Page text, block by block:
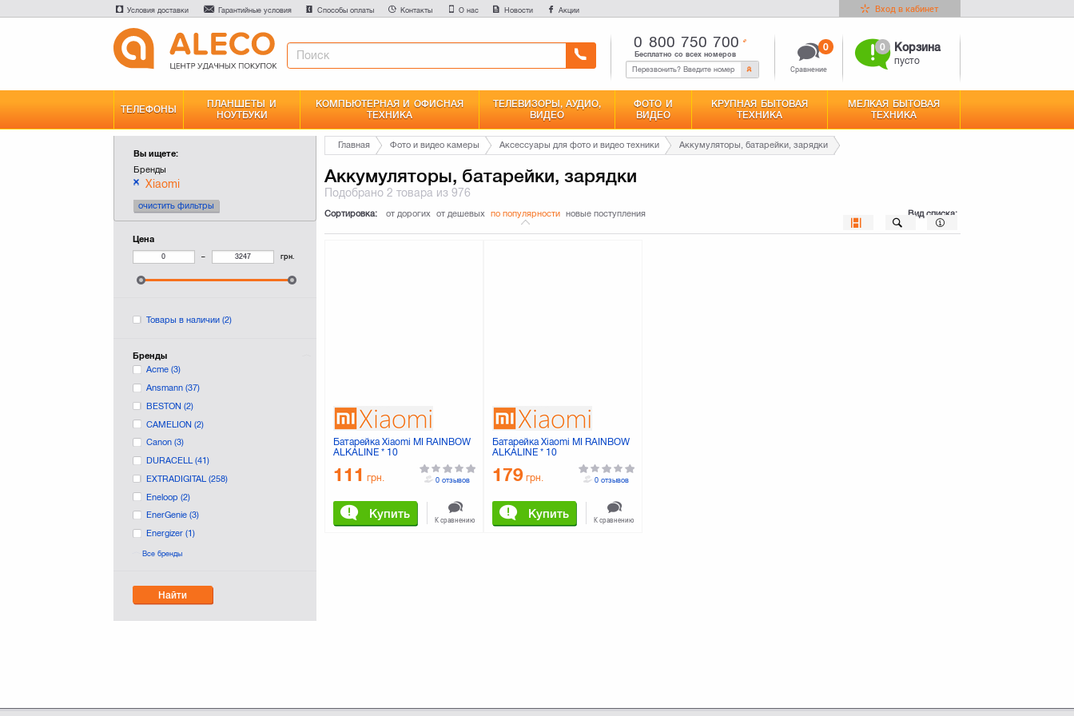
Условия доставки Гарантийные условия Способы оплаты Контакты О нас Новости Акции Вход в кабинет
0 800 750 700
Бесплатно со всех номеров
Сравнение
0 0 Корзина
пусто
ТЕЛЕФОНЫ
ПЛАНШЕТЫ И
НОУТБУКИ
КОМПЬЮТЕРНАЯ И ОФИСНАЯ
ТЕХНИКА
ТЕЛЕВИЗОРЫ, АУДИО,
ВИДЕО
ФОТО И
ВИДЕО
КРУПНАЯ БЫТОВАЯ
ТЕХНИКА
МЕЛКАЯ БЫТОВАЯ
ТЕХНИКА
Вы ищете:
Бренды
Xiaomi
очистить фильтры
Цена
– грн.
Товары в наличии(2)
Бренды
Acme(3)
Ansmann(37)
BESTON(2)
CAMELION(2)
Canon(3)
DURACELL(41)
EXTRADIGITAL(258)
Eneloop(2)
EnerGenie(3)
Energizer(1)
Fujifilm(4)
GP(19)
LG(1)
LOGICPOWER(6)
Все бренды
Найти
Главная Фото и видео камеры Аксессуары для фото и видео техники Аккумуляторы, батарейки, зарядки
Аккумуляторы, батарейки, зарядки
Подобрано2 товара из 976
Сортировка: от дорогих от дешевых по популярности новые поступления Вид списка:
Батарейка Xiaomi MI RAINBOW
ALKALINE * 10
111 грн.
Купить
0 отзывов
К сравнению
Батарейка Xiaomi MI RAINBOW
ALKALINE * 10
179 грн.
Купить
0 отзывов
К сравнению